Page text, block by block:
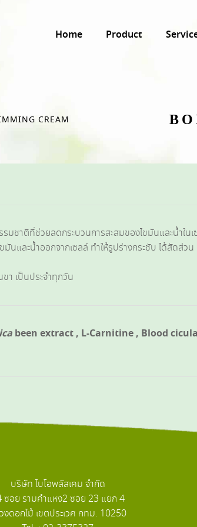
Home Product
CREAM
ชาติที่ช่วยลดกระบวนการสะสมของไขมันและน้ำใ
นและน้ำออกจากเซลล์ ทำให้รูปร่างกระชับ ได้สัดส่วน
า เป็นประจำทุกวัน
been extract , L-Carnitine , Blood
บริษัท ไบโอพลัสเคม จำกัด
ซอย รามคำแหง2 ซอย 23 แยก 4
งดอกไม้ เขตประเวศ กทม. 10250